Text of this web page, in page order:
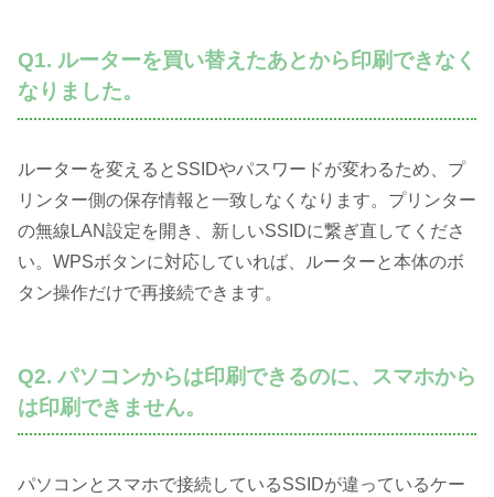
Q1. ルーターを買い替えたあとから印刷できなく
なりました。
ルーターを変えるとSSIDやパスワードが変わるため、プ
リンター側の保存情報と一致しなくなります。プリンター
の無線LAN設定を開き、新しいSSIDに繋ぎ直してくださ
い。WPSボタンに対応していれば、ルーターと本体のボ
タン操作だけで再接続できます。
Q2. パソコンからは印刷できるのに、スマホから
は印刷できません。
パソコンとスマホで接続しているSSIDが違っているケー